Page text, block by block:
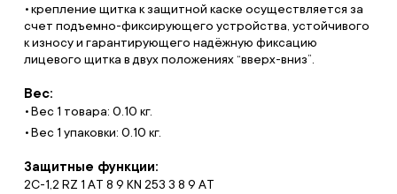
крепление щитка к защитной каске осуществляется за
счет подъемно-фиксирующего устройства, устойчивого
к износу и гарантирующего надёжную фиксацию
лицевого щитка в двух положениях “вверх-вниз”.
Вес:
Вес 1 товара: 0.10 кг.
Вес 1 упаковки: 0.10 кг.
Защитные функции:
2C-1,2 RZ 1 АT 8 9 KN 253 3 8 9 АT